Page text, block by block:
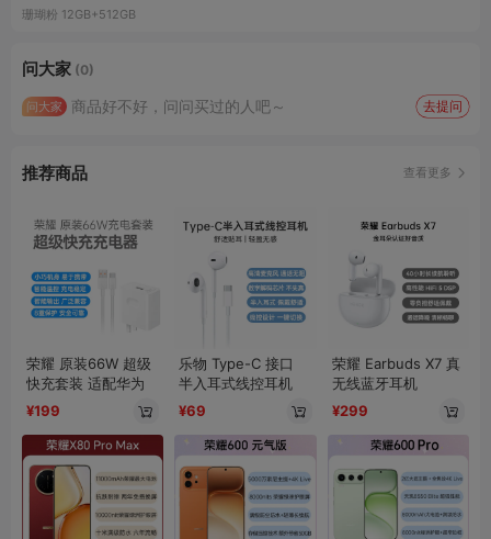
珊瑚粉 12GB+512GB
问大家 (0)
问大家 商品好不好，问问买过的人吧～ 去提问
推荐商品 查看更多
荣耀 原装66W 超级
快充套装 适配华为
¥199
乐物 Type-C 接口
半入耳式线控耳机
¥69
荣耀 Earbuds X7 真
无线蓝牙耳机
¥299